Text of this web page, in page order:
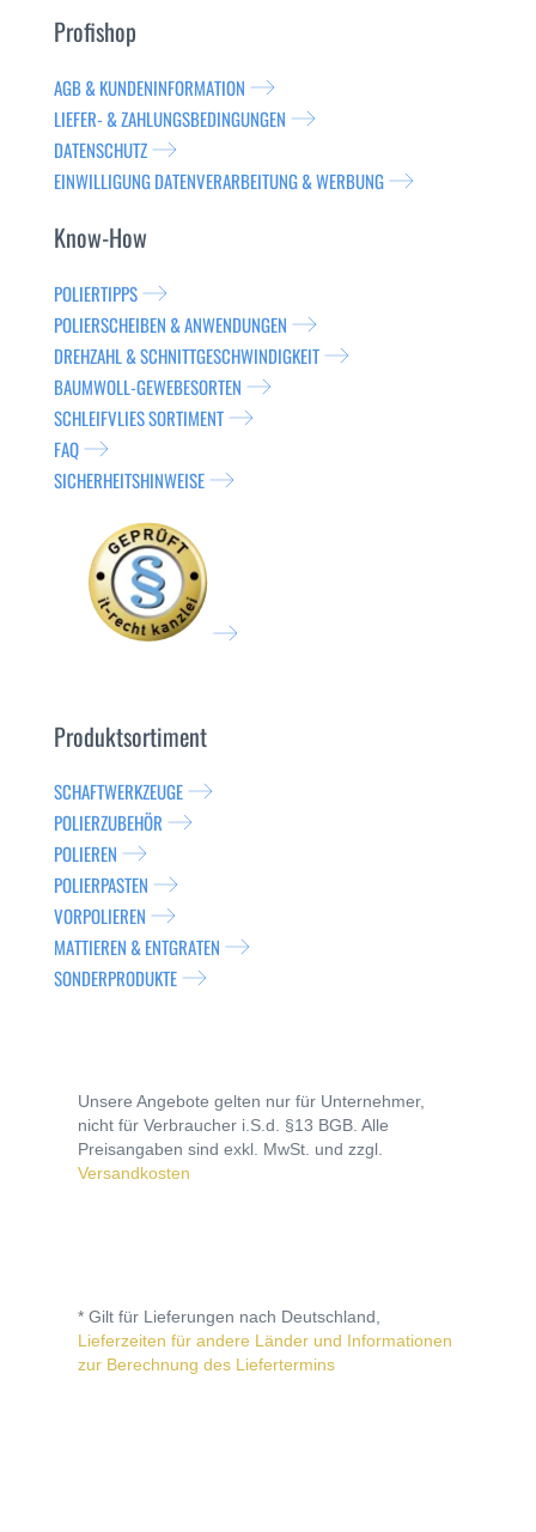
Profishop
AGB & KUNDENINFORMATION
LIEFER- & ZAHLUNGSBEDINGUNGEN
DATENSCHUTZ
EINWILLIGUNG DATENVERARBEITUNG & WERBUNG
Know-How
POLIERTIPPS
POLIERSCHEIBEN & ANWENDUNGEN
DREHZAHL & SCHNITTGESCHWINDIGKEIT
BAUMWOLL-GEWEBESORTEN
SCHLEIFVLIES SORTIMENT
FAQ
SICHERHEITSHINWEISE
Produktsortiment
SCHAFTWERKZEUGE
POLIERZUBEHÖR
POLIEREN
POLIERPASTEN
VORPOLIEREN
MATTIEREN & ENTGRATEN
SONDERPRODUKTE
Unsere Angebote gelten nur für Unternehmer,
nicht für Verbraucher i.S.d. §13 BGB. Alle
Preisangaben sind exkl. MwSt. und zzgl.
Versandkosten
* Gilt für Lieferungen nach Deutschland,
Lieferzeiten für andere Länder und Informationen
zur Berechnung des Liefertermins